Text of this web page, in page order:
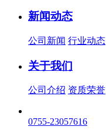
新闻动态
公司新闻 行业动态
关于我们
公司介绍 资质荣誉
0755-23057616